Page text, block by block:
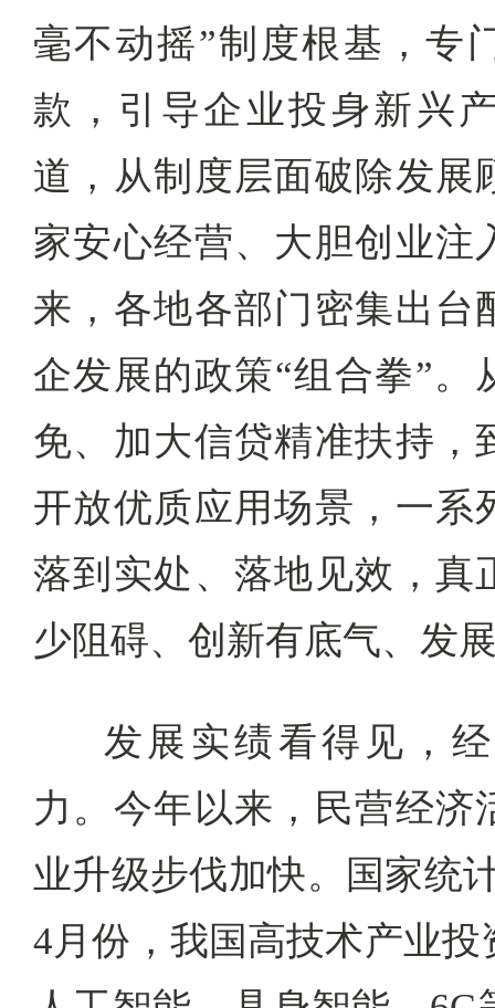
毫不动摇”制度根基，专
款，引导企业投身新兴
道，从制度层面破除发展
家安心经营、大胆创业注
来，各地各部门密集出台
企发展的政策“组合拳”。
免、加大信贷精准扶持，
开放优质应用场景，一系
落到实处、落地见效，真
少阻碍、创新有底气、发
发展实绩看得见，
力。今年以来，民营经济
业升级步伐加快。国家统
4月份，我国高技术产业投